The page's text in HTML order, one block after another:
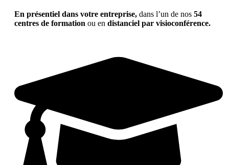
En présentiel dans votre entreprise, dans l’un de nos 54
centres de formation ou en distanciel par visioconférence.